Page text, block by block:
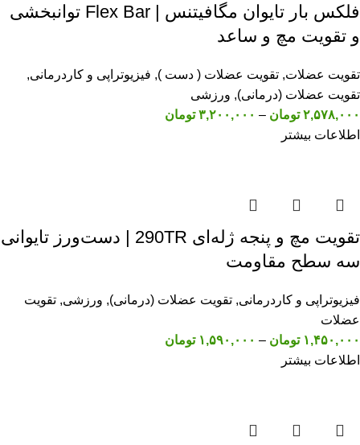
فلکس بار تایوان مگافیتنس | Flex Bar توانبخشی
و تقویت مچ و ساعد
تقویت عضلات, تقویت عضلات ( دست ), فیزیوتراپی و کاردرمانی,
تقویت عضلات (درمانی), ورزشی
۲,۵۷۸,۰۰۰ تومان – ۳,۲۰۰,۰۰۰ تومان
اطلاعات بیشتر
تقویت مچ و پنجه ژله‌ای 290TR | دست‌ورز تایوانی
سه سطح مقاومت
فیزیوتراپی و کاردرمانی, تقویت عضلات (درمانی), ورزشی, تقویت
عضلات
۱,۴۵۰,۰۰۰ تومان – ۱,۵۹۰,۰۰۰ تومان
اطلاعات بیشتر